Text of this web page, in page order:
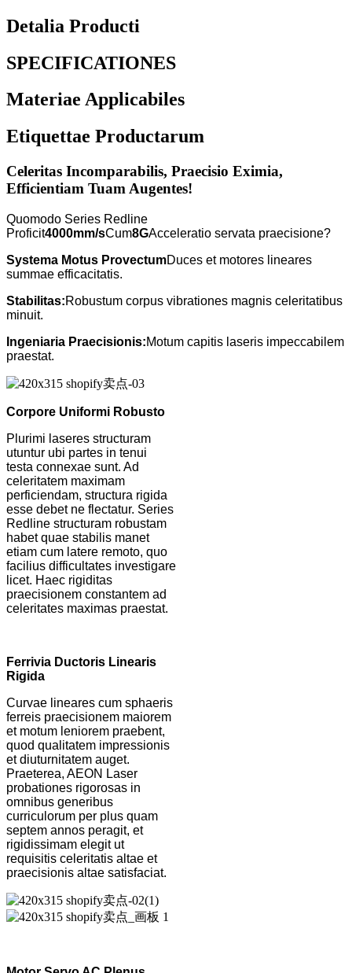
Detalia Producti
SPECIFICATIONES
Materiae Applicabiles
Etiquettae Productarum
Celeritas Incomparabilis, Praecisio Eximia,
Efficientiam Tuam Augentes!
Quomodo Series Redline
Proficit4000mm/sCum8GAcceleratio servata praecisione?
Systema Motus ProvectumDuces et motores lineares
summae efficacitatis.
Stabilitas:Robustum corpus vibrationes magnis celeritatibus
minuit.
Ingeniaria Praecisionis:Motum capitis laseris impeccabilem
praestat.
Corpore Uniformi Robusto
Plurimi laseres structuram
utuntur ubi partes in tenui
testa connexae sunt. Ad
celeritatem maximam
perficiendam, structura rigida
esse debet ne flectatur. Series
Redline structuram robustam
habet quae stabilis manet
etiam cum latere remoto, quo
facilius difficultates investigare
licet. Haec rigiditas
praecisionem constantem ad
celeritates maximas praestat.
Ferrivia Ductoris Linearis
Rigida
Curvae lineares cum sphaeris
ferreis praecisionem maiorem
et motum leniorem praebent,
quod qualitatem impressionis
et diuturnitatem auget.
Praeterea, AEON Laser
probationes rigorosas in
omnibus generibus
curriculorum per plus quam
septem annos peragit, et
rigidissimam elegit ut
requisitis celeritatis altae et
praecisionis altae satisfaciat.